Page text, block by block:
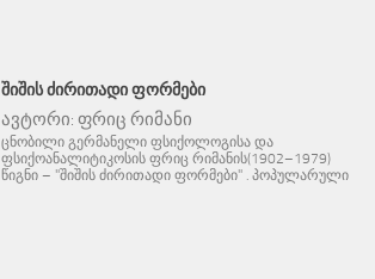
ᲨᲘᲨᲘᲡ ᲫᲘᲠᲘᲗᲐᲓᲘ ᲤᲝᲠᲛᲔᲑᲘ
ავტორი: ფრიც რიმანი
ცნობილი გერმანელი ფსიქოლოგისა და
ფსიქოანალიტიკოსის ფრიც რიმანის(1902–1979)
წიგნი – "შიშის ძირითადი ფორმები" . პოპულარული